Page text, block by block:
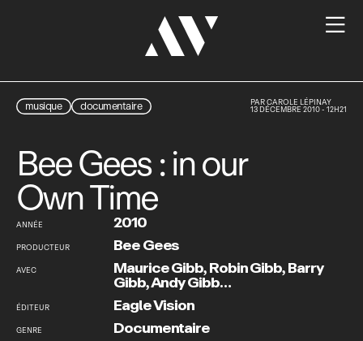

musique documentaire PARCAROLE LÉPINAY
13 DÉCEMBRE 2010 - 12H21
Bee Gees : in our
Own Time
ANNÉE 2010
PRODUCTEUR Bee Gees
AVEC Maurice Gibb,Robin Gibb,Barry
Gibb,Andy Gibb…
ÉDITEUR Eagle Vision
GENRE Documentaire